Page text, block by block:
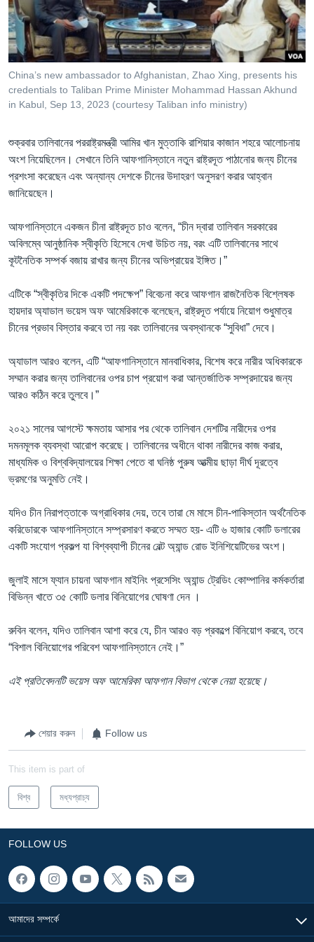
Learning English
FOLLOW US
China’s new ambassador to Afghanistan, Zhao Xing, presents his
credentials to Taliban Prime Minister Mohammad Hassan Akhund
in Kabul, Sep 13, 2023 (courtesy Taliban info ministry)
শুক্রবার তালিবানের পররাষ্ট্রমন্ত্রী আমির খান মুত্তাকি রাশিয়ার কাজান শহরে আলোচনায়
অংশ নিয়েছিলেন। সেখানে তিনি আফগানিস্তানে নতুন রাষ্ট্রদূত পাঠানোর জন্য চীনের
প্রশংসা করেছেন এবং অন্যান্য দেশকে চীনের উদাহরণ অনুসরণ করার আহ্বান
জানিয়েছেন।
আফগানিস্তানে একজন চীনা রাষ্ট্রদূত চাও বলেন, “চীন দ্বারা তালিবান সরকারের
অবিলম্বে আনুষ্ঠানিক স্বীকৃতি হিসেবে দেখা উচিত নয়, বরং এটি তালিবানের সাথে
কূটনৈতিক সম্পর্ক বজায় রাখার জন্য চীনের অভিপ্রায়ের ইঙ্গিত।”
এটিকে “স্বীকৃতির দিকে একটি পদক্ষেপ” বিবেচনা করে আফগান রাজনৈতিক বিশ্লেষক
হায়দার অ্যাডাল ভয়েস অফ আমেরিকাকে বলেছেন, রাষ্ট্রদূত পর্যায়ে নিয়োগ শুধুমাত্র
চীনের প্রভাব বিস্তার করবে তা নয় বরং তালিবানের অবস্থানকে “সুবিধা” দেবে।
অ্যাডাল আরও বলেন, এটি “আফগানিস্তানে মানবাধিকার, বিশেষ করে নারীর অধিকারকে
সম্মান করার জন্য তালিবানের ওপর চাপ প্রয়োগ করা আন্তর্জাতিক সম্প্রদায়ের জন্য
আরও কঠিন করে তুলবে।”
২০২১ সালের আগস্টে ক্ষমতায় আসার পর থেকে তালিবান দেশটির নারীদের ওপর
দমনমূলক ব্যবস্থা আরোপ করেছে। তালিবানের অধীনে থাকা নারীদের কাজ করার,
মাধ্যমিক ও বিশ্ববিদ্যালয়ের শিক্ষা পেতে বা ঘনিষ্ঠ পুরুষ আত্মীয় ছাড়া দীর্ঘ দূরত্বে
ভ্রমণের অনুমতি নেই।
যদিও চীন নিরাপত্তাকে অগ্রাধিকার দেয়, তবে তারা মে মাসে চীন-পাকিস্তান অর্থনৈতিক
করিডোরকে আফগানিস্তানে সম্প্রসারণ করতে সম্মত হয়- এটি ৬ হাজার কোটি ডলারের
একটি সংযোগ প্রকল্প যা বিশ্বব্যাপী চীনের বেল্ট অ্যান্ড রোড ইনিশিয়েটিভের অংশ।
জুলাই মাসে ফ্যান চায়না আফগান মাইনিং প্রসেসিং অ্যান্ড ট্রেডিং কোম্পানির কর্মকর্তারা
বিভিন্ন খাতে ৩৫ কোটি ডলার বিনিয়োগের ঘোষণা দেন ।
রুবিন বলেন, যদিও তালিবান আশা করে যে, চীন আরও বড় প্রকল্পে বিনিয়োগ করবে, তবে
“বিশাল বিনিয়োগের পরিবেশ আফগানিস্তানে নেই।”
এই প্রতিবেদনটি ভয়েস অফ আমেরিকা আফগান বিভাগ থেকে নেয়া হয়েছে।
শেয়ার করুন Follow us
This item is part of
বিশ্ব মধ্যপ্রাচ্য
FOLLOW US
আমাদের সম্পর্কে